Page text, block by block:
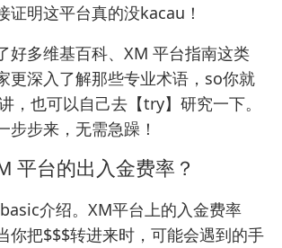
证明这平台真的没kacau！
好多维基百科、 XM 平台指南这类
更深入了解那些专业术语，so你就
，也可以自己去【try】研究一下。
步步来，无需急躁！
平台的出入金费率？
介绍。XM平台上的入金费率
你把$$$转进来时，可能会遇到的手